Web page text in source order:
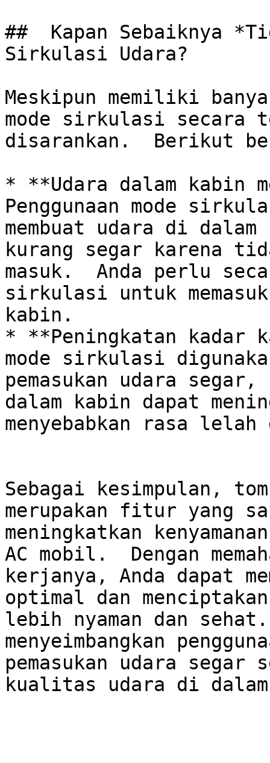
##  Kapan Sebaiknya
Sirkulasi Udara?
Meskipun memiliki
mode sirkulasi secara
disarankan.  Berikut
* **Udara dalam kabin
Penggunaan mode
membuat udara di
kurang segar karena
masuk.  Anda perlu
sirkulasi untuk
kabin.
* **Peningkatan kadar
mode sirkulasi
pemasukan udara
dalam kabin dapat
menyebabkan rasa
Sebagai kesimpulan,
merupakan fitur yang
meningkatkan
AC mobil.  Dengan
kerjanya, Anda dapat
optimal dan
lebih nyaman dan
menyeimbangkan
pemasukan udara segar